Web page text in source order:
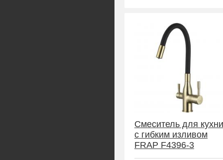
Смеситель для кухни
с гибким изливом
FRAP F4396-3